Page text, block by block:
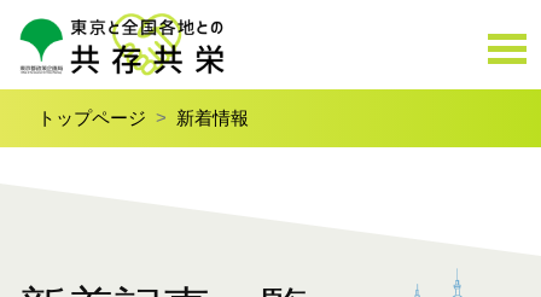
トップページ 新着情報